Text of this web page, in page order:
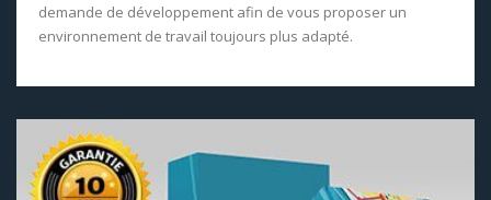
demande de développement afin de vous proposer un
environnement de travail toujours plus adapté.